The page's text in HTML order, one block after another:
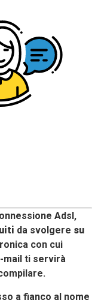
Adsl,
da svolgere su
con cui
mail ti servirà
a fianco al nome